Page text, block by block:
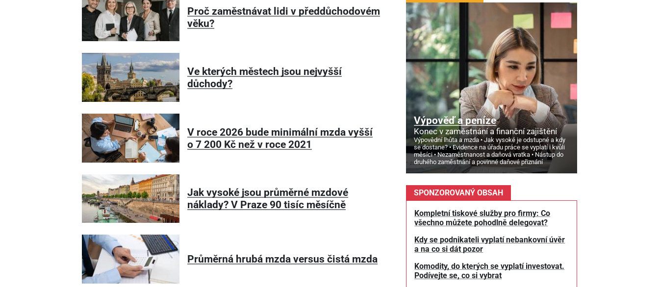
Proč zaměstnávat lidi v předdůchodovém
věku?
Ve kterých městech jsou nejvyšší
důchody?
V roce 2026 bude minimální mzda vyšší
o 7 200 Kč než v roce 2021
Jak vysoké jsou průměrné mzdové
náklady? V Praze 90 tisíc měsíčně
Průměrná hrubá mzda versus čistá mzda
Výpověď a peníze
Konec v zaměstnání a finanční zajištění
Výpovědní lhůta a mzda
Jak vysoké je odstupné a kdy
se dostane?
Evidence na úřadu práce se vyplatí i kvůli
měsíci
Nezaměstnanost a daňová vratka
Nástup do
druhého zaměstnání a povinné daňové přiznání
SPONZOROVANÝ OBSAH
Kompletní tiskové služby pro firmy: Co
všechno můžete pohodlně delegovat?
Kdy se podnikateli vyplatí nebankovní úvěr
a na co si dát pozor
Komodity, do kterých se vyplatí investovat.
Podívejte se, co si vybrat